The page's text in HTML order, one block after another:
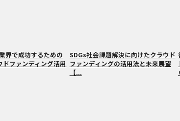
界で成功するための
ドファンディング活用
SDGs社会課題解決に向けたクラウド
ファンディングの活用法と未来展望
【...